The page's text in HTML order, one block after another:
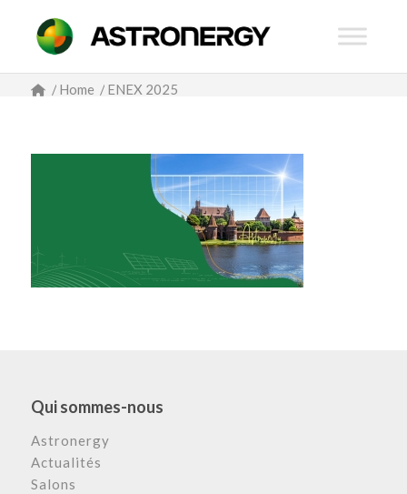
/ Home / ENEX 2025
Qui sommes-nous
Astronergy
Actualités
Salons